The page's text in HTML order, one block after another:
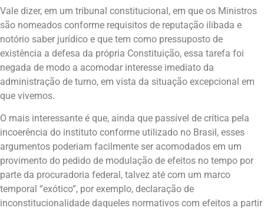
Vale dizer, em um tribunal constitucional, em que os Ministros
são nomeados conforme requisitos de reputação ilibada e
notório saber jurídico e que tem como pressuposto de
existência a defesa da própria Constituição, essa tarefa foi
negada de modo a acomodar interesse imediato da
administração de turno, em vista da situação excepcional em
que vivemos.
O mais interessante é que, ainda que passível de crítica pela
incoerência do instituto conforme utilizado no Brasil, esses
argumentos poderiam facilmente ser acomodados em um
provimento do pedido de modulação de efeitos no tempo por
parte da procuradoria federal, talvez até com um marco
temporal “exótico”, por exemplo, declaração de
inconstitucionalidade daqueles normativos com efeitos a partir